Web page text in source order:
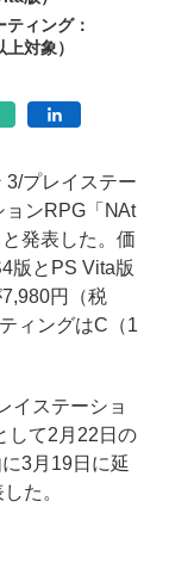
ィング：
対象）
プレイステー
ョンRPG「NAt
発表した。価
版とPS Vita版
円（税
ィングはC（1
イステーショ
して2月22日の
3月19日に延
た。